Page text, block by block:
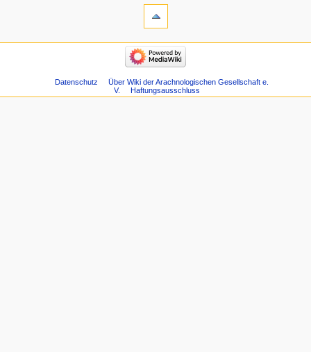
Datenschutz
Über Wiki der Arachnologischen Gesellschaft e.
V.
Haftungsausschluss